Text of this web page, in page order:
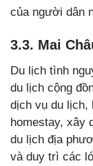
của người dân
3.3. Mai
Du lịch tình
du lịch cộng
dịch vụ du lịch,
homestay, xây
du lịch địa
và duy trì các